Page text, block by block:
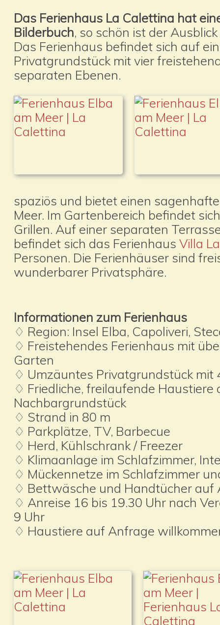
Das Ferienhaus La Calettina hat
Bilderbuch, so schön ist der
Das Ferienhaus befindet sich auf
Privatgrundstück mit vier
separaten Ebenen.
spaziös und bietet einen
Meer. Im Gartenbereich befindet
Grillen. Auf einer separaten
befindet sich das Ferienhaus Villa
Personen. Die Ferienhäuser sind
wunderbarer Privatsphäre.
Informationen zum Ferienhaus
♢ Region: Insel Elba, Capoliveri,
♢ Freistehendes Ferienhaus mit
Garten
♢ Umzäuntes Privatgrundstück mit
♢ Friedliche, freilaufende Haustiere
Nachbargrundstück
♢ Strand in 80 m
♢ Parkplätze, TV, Barbecue
♢ Herd, Kühlschrank / Freezer
♢ Klimaanlage im Schlafzimmer,
♢ Mückennetze im Schlafzimmer
♢ Bettwäsche und Handtücher auf
♢ Anreise 16 bis 19.30 Uhr nach
9 Uhr
♢ Haustiere auf Anfrage